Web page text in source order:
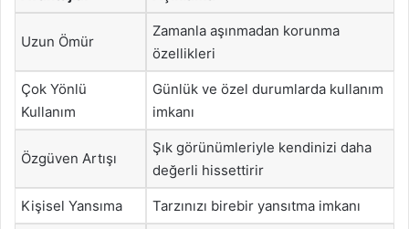
Uzun Ömür
Zamanla aşınmadan korunma
özellikleri
Çok Yönlü
Kullanım
Günlük ve özel durumlarda kullanım
imkanı
Özgüven Artışı
Şık görünümleriyle kendinizi daha
değerli hissettirir
Kişisel Yansıma Tarzınızı birebir yansıtma imkanı